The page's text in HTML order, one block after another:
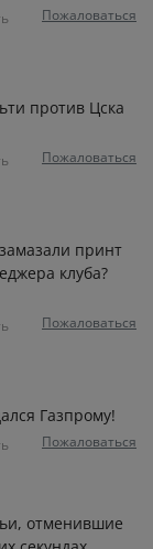
Пожаловаться
против Цска
Пожаловаться
принт
клуба?
Пожаловаться
Газпрому!
Пожаловаться
отменившие